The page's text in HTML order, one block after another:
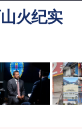
火纪实